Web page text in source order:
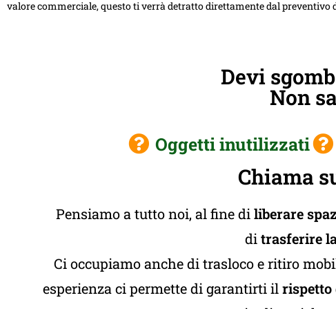
valore commerciale, questo ti verrà detratto direttamente dal preventivo
Devi
Non
Oggetti inutilizzati
Chiama
Pensiamo a tutto noi, al fine diliberare
ditrasferire
Ci occupiamo anche di trasloco e ritiro
esperienza ci permette di garantirti ilrispetto